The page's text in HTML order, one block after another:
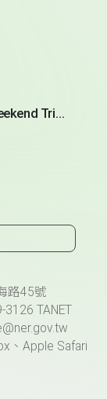
超級英語通-英檢篇 035 Weekend Trip- 週末旅遊
路45號
TANET
、Apple Safari